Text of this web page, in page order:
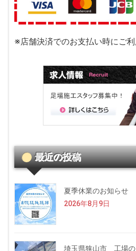
※店舗決済でのお支払い時にご利
最近の投稿
夏季休業のお知らせ
2026年8月9日
埼玉県狭山市 工場の